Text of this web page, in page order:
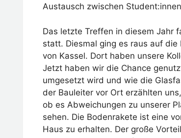
Austausch zwischen
Das letzte Treffen in diesem Jahr
statt. Diesmal ging es raus auf
von Kassel. Dort haben unsere
Jetzt haben wir die Chance
umgesetzt wird und wie die
der Bauleiter vor Ort erzählten
ob es Abweichungen zu unserer
sehen. Die Bodenrakete ist eine
Haus zu erhalten. Der große